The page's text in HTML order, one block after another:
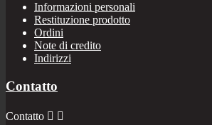
Informazioni personali
Restituzione prodotto
Ordini
Note di credito
Indirizzi
Contatto
Contatto  